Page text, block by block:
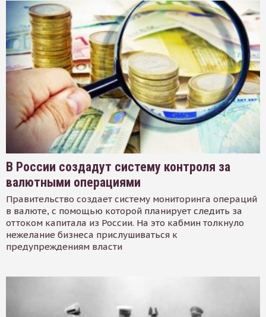
В России создадут систему контроля за
валютными операциями
Правительство создает систему мониторинга операций
в валюте, с помощью которой планирует следить за
оттоком капитала из России. На это кабмин толкнуло
нежелание бизнеса прислушиваться к
предупреждениям власти